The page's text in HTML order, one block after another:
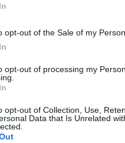
opt-out of the Sale of my
opt-out of processing my
opt-out of Collection, Use,
Data that Is Unrelated
Traviata:
Other Man: